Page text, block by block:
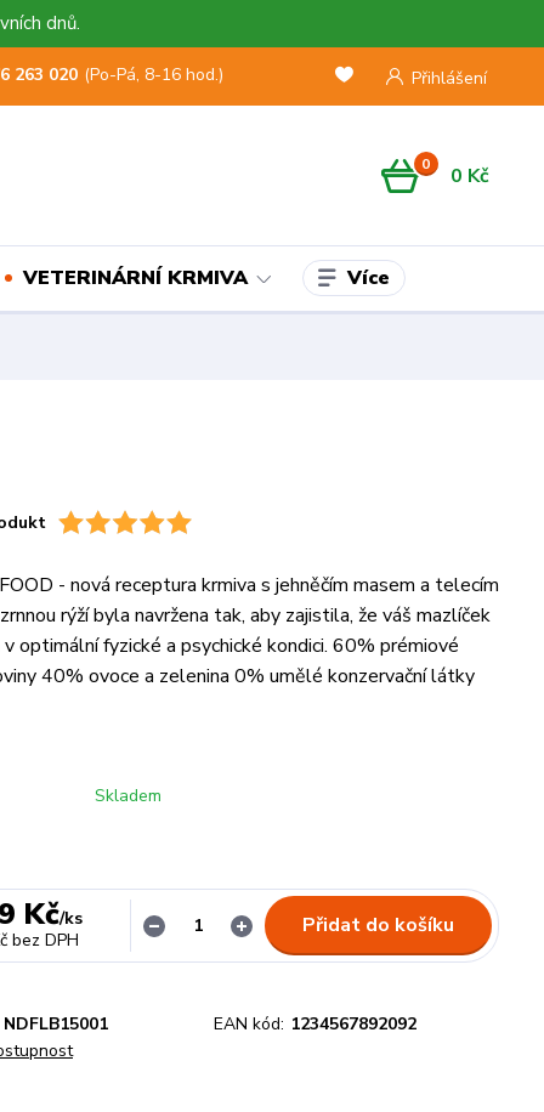
dnů.
Přihlášení
263 020 (Po-Pá, 8-16 hod.)
0 0 Kč
VETERINÁRNÍ KRMIVA Více
- nová receptura krmiva s jehněčím masem a telecím
rýží byla navržena tak, aby zajistila, že váš mazlíček
optimální fyzické a psychické kondici. 60% prémiové
40% ovoce a zelenina 0% umělé konzervační látky
Skladem
Kč/ks
bez DPH
Přidat do košíku
NDFLB15001 EAN kód: 1234567892092